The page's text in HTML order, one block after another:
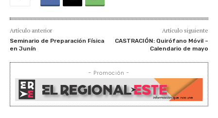
Artículo anterior
Seminario de Preparación Física
en Junín
Artículo siguiente
CASTRACIÓN: Quirófano Móvil –
Calendario de mayo
- Promoción -